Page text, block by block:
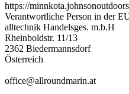
https://
Verantwortliche Person in der
alltechnik Handelsges. m.b.H
Rheinboldstr. 11/13
2362 Biedermannsdorf
Österreich
office@allroundmarin.at